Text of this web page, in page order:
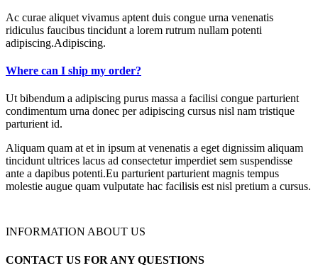
Ac curae aliquet vivamus aptent duis congue urna venenatis
ridiculus faucibus tincidunt a lorem rutrum nullam potenti
adipiscing.Adipiscing.
Where can I ship my order?
Ut bibendum a adipiscing purus massa a facilisi congue parturient
condimentum urna donec per adipiscing cursus nisl nam tristique
parturient id.
Aliquam quam at et in ipsum at venenatis a eget dignissim aliquam
tincidunt ultrices lacus ad consectetur imperdiet sem suspendisse
ante a dapibus potenti.Eu parturient parturient magnis tempus
molestie augue quam vulputate hac facilisis est nisl pretium a cursus.
INFORMATION ABOUT US
CONTACT US FOR ANY QUESTIONS